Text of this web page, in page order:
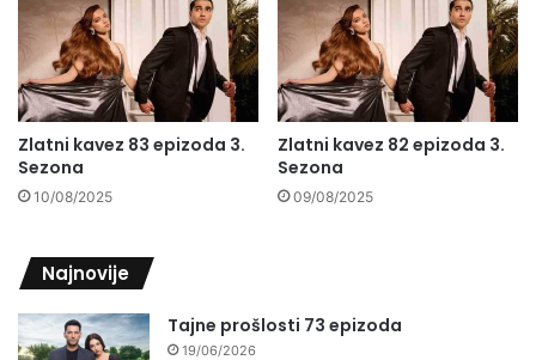
Zlatni kavez 83 epizoda 3.
Sezona
10/08/2025
Zlatni kavez 82 epizoda 3.
Sezona
09/08/2025
Najnovije
Tajne prošlosti 73 epizoda
19/06/2026